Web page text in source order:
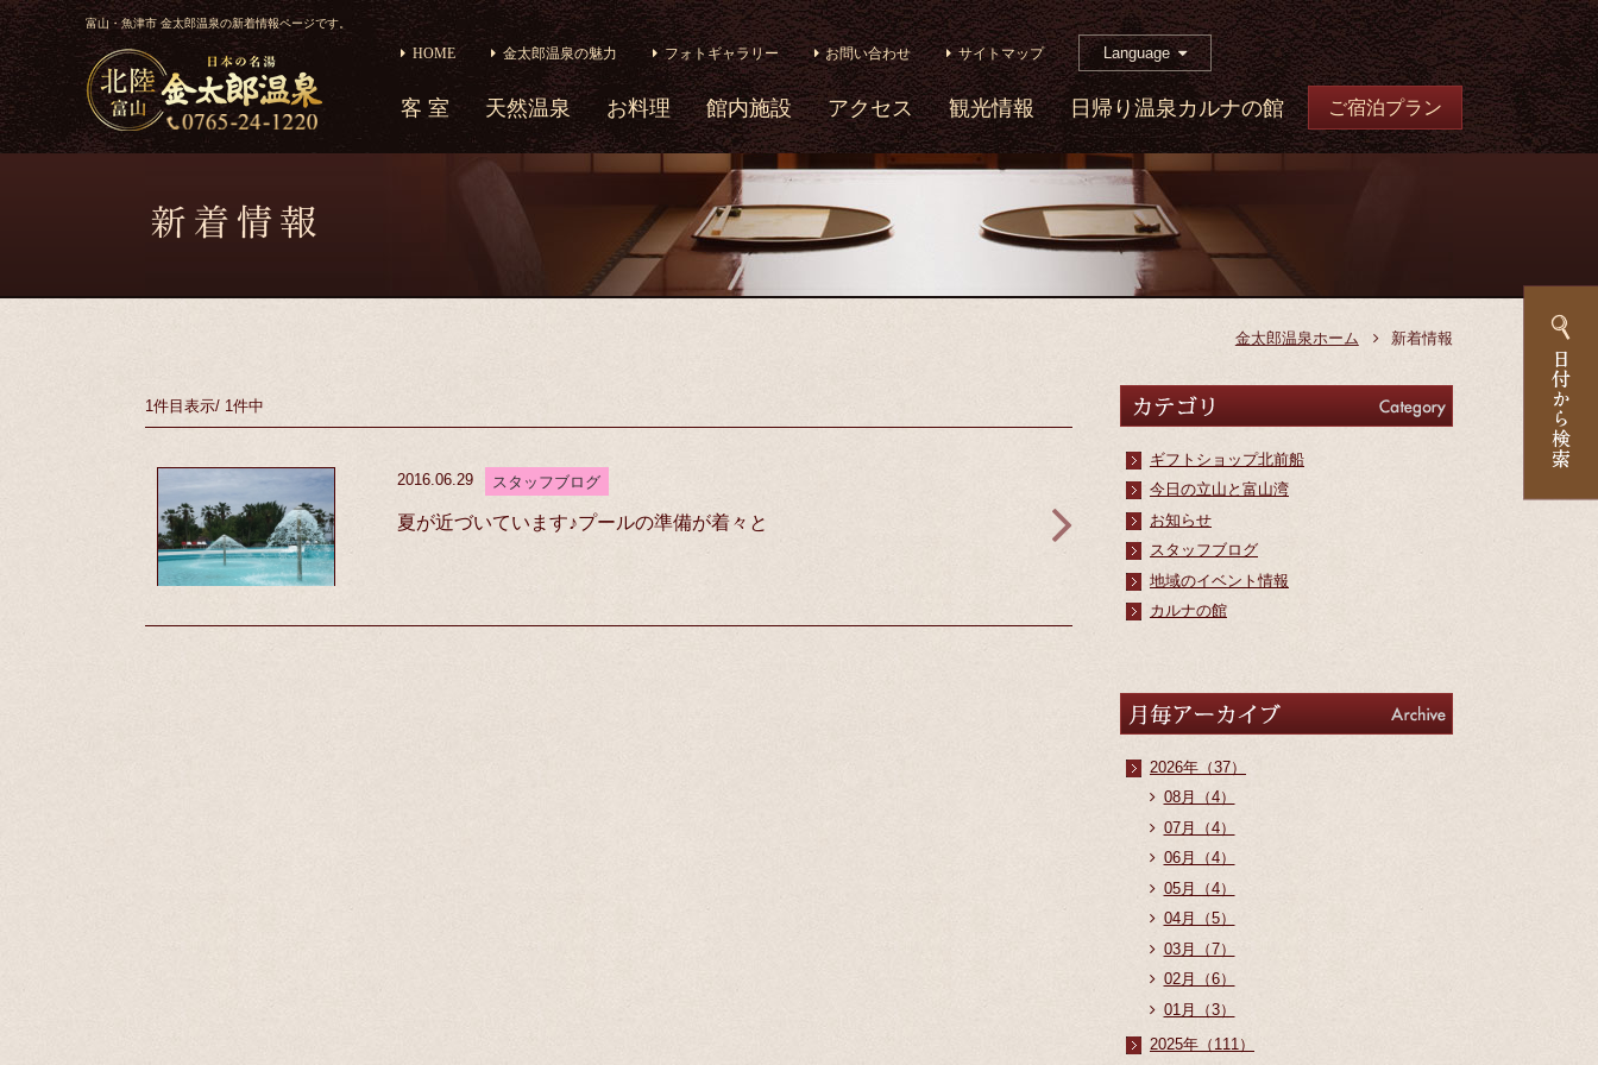
富山・魚津市 金太郎温泉の新着情報ページです。
HOME 金太郎温泉の魅力 フォトギャラリー お問い合わせ サイトマップ Language
客 室 天然温泉 お料理 館内施設 アクセス 観光情報 日帰り温泉カルナの館 ご宿泊プラン
金太郎温泉ホーム 新着情報
1件目 表示/ 1件中
2016.06.29 スタッフブログ
夏が近づいています♪プールの準備が着々と
ギフトショップ北前船
今日の立山と富山湾
お知らせ
スタッフブログ
地域のイベント情報
カルナの館
2026年（37）
08月（4）
07月（4）
06月（4）
05月（4）
04月（5）
03月（7）
02月（6）
01月（3）
2025年（111）